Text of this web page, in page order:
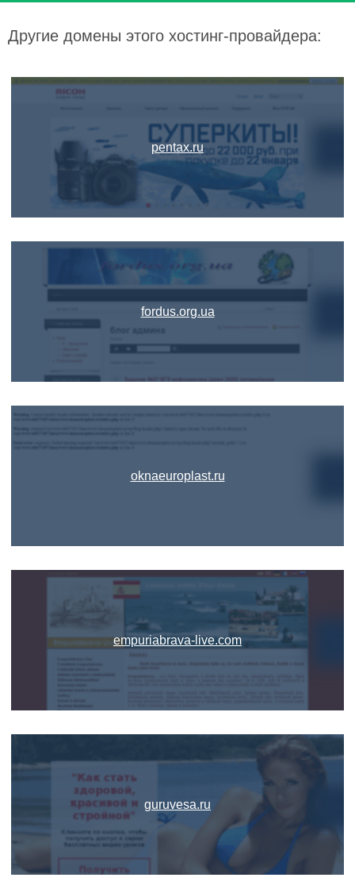
Другие домены этого хостинг-провайдера:
pentax.ru
fordus.org.ua
oknaeuroplast.ru
empuriabrava-live.com
guruvesa.ru